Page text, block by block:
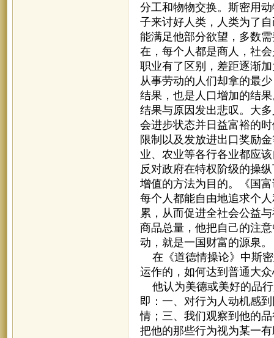
分工和物物交换。斯密用
子来讨好人类，人类为了
能满足他部分欲望，多数
在，每个人都是商人，社
职业有了区别，差距逐渐
从事劳动的人们却拿的最
结果，也是人口增加的结
结果与原因发出悲叹。大
会进步状态并日益富裕的
限制以及发放进出口奖励
业、农业等各行各业都应
反对政府在特权阶级的操
增值的方法为目的。《国
每个人都能自由地追求个
累，从而促进全社会公益
商品总量，他把自己的注
动，就是一国财富的源泉。
在《道德情操论》中斯密
运作的，如何达到普通大
他认为美德或美好的品行
即：一、对行为人动机感
情；三、我们观察到他的
把他的那些行为视为某一